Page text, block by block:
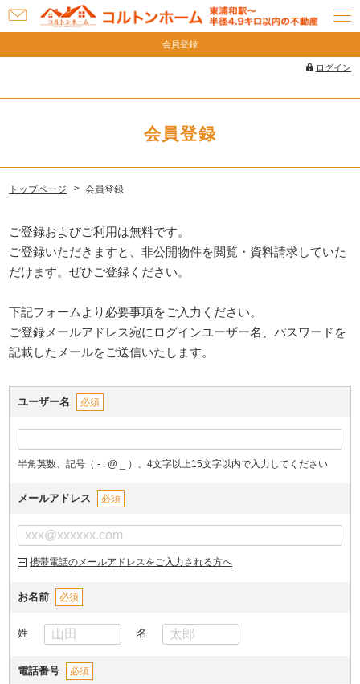
会員登録
ログイン
お
問
会員登録
トップページ 会員登録
ご登録およびご利用は無料です。
ご登録いただきますと、非公開物件を閲覧・資料請求していた
だけます。ぜひご登録ください。
下記フォームより必要事項をご入力ください。
ご登録メールアドレス宛にログインユーザー名、パスワードを
記載したメールをご送信いたします。
ユーザー名 必須
半角英数、記号（ - . @ _ ）、4文字以上15文字以内で入力してください
メールアドレス 必須
携帯電話のメールアドレスをご入力される方へ
お名前 必須
姓 名
電話番号 必須